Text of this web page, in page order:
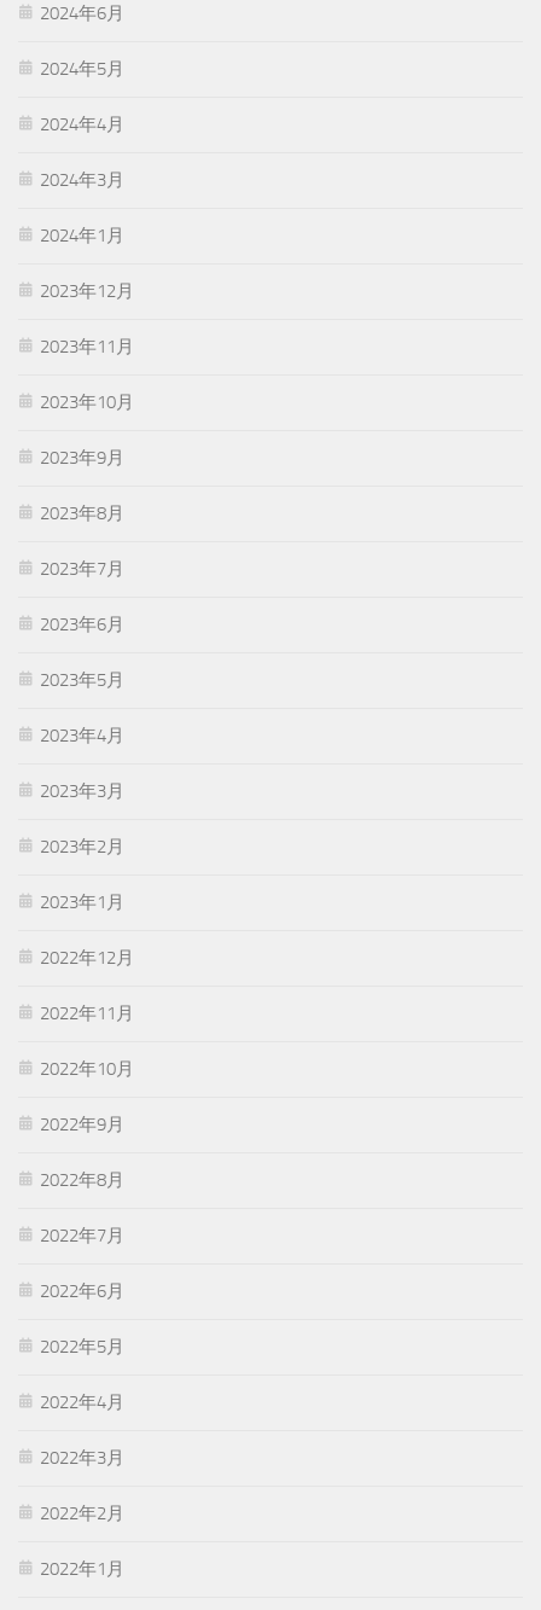
2024年6月
2024年5月
2024年4月
2024年3月
2024年1月
2023年12月
2023年11月
2023年10月
2023年9月
2023年8月
2023年7月
2023年6月
2023年5月
2023年4月
2023年3月
2023年2月
2023年1月
2022年12月
2022年11月
2022年10月
2022年9月
2022年8月
2022年7月
2022年6月
2022年5月
2022年4月
2022年3月
2022年2月
2022年1月